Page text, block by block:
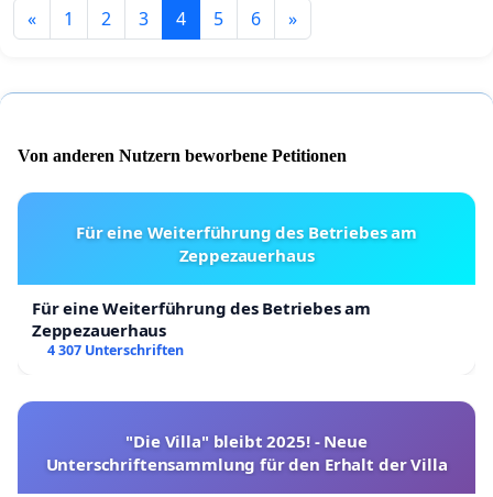
« 1 2 3 4 5 6 »
Von anderen Nutzern beworbene Petitionen
Für eine Weiterführung des Betriebes am
Zeppezauerhaus
Für eine Weiterführung des Betriebes am
Zeppezauerhaus
4 307 Unterschriften
"Die Villa" bleibt 2025! - Neue
Unterschriftensammlung für den Erhalt der Villa